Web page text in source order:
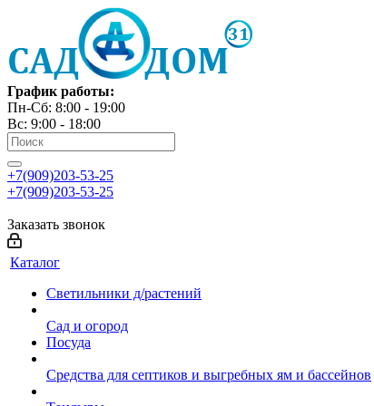
График работы:
Пн-Сб: 8:00 - 19:00
Вс: 9:00 - 18:00
+7(909)203-53-25
+7(909)203-53-25
Заказать звонок
Каталог
Светильники д/растений
Сад и огород
Посуда
Средства для септиков и выгребных ям и бассейнов